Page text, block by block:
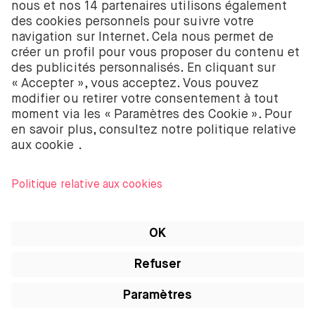
58403949. BUX B.V. est autorisé et réglementé par
l’Autorité néerlandaise des marchés financiers
(Autoriteit Financiële Markten – AFM).
BUX B.V. ne fournit pas de conseils d’investissement
et les investisseurs individuels doivent prendre leurs
propres décisions ou chercher des conseils
indépendants. Investir comporte des risques. La
valeur des investissements peut augmenter ou
investissement.
iTunes sont des marques d’Apple Inc. enregistrées
marque d’Apple Inc. App Store est une marque de